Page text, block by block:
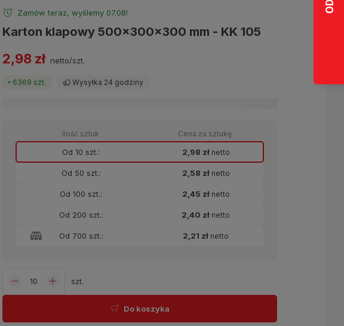
Zamów teraz, wyślemy 07.08!
Karton klapowy 500x300x300 mm - KK 105
6369 szt. Wysyłka 24 godziny
Ilość sztuk Cena za sztukę
Od 10 szt.: 2,98 złnetto
Od 50 szt.: 2,58 złnetto
Od 100 szt.: 2,45 złnetto
Od 200 szt.: 2,40 zł netto
Od 700 szt.: 2,21 zł netto
szt.
Do koszyka
2,98 zł netto/szt.